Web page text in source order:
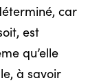
car
est
qu’elle
à savoir